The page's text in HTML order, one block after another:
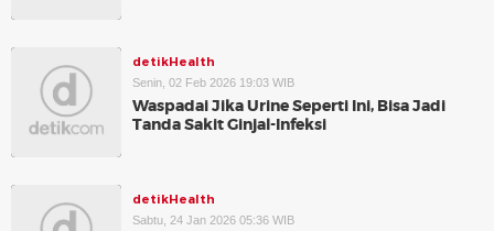
detikHealth
Senin, 02 Feb 2026 19:03 WIB
Waspadai Jika Urine Seperti Ini, Bisa Jadi
Tanda Sakit Ginjal-Infeksi
detikHealth
Sabtu, 24 Jan 2026 05:36 WIB